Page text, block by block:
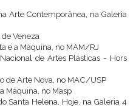
Arte Contemporânea, na Galeria
Veneza
e a Máquina, no MAM/RJ
de Artes Plásticas - Hors
de Arte Nova, no MAC/USP
Máquina, no Masp
Santa Helena, Hoje, na Galeria 4